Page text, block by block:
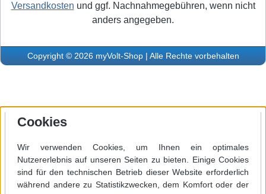
Versandkosten und ggf. Nachnahmegebühren, wenn nicht
anders angegeben.
Copyright © 2026 myVolt-Shop | Alle Rechte vorbehalten
Cookies
Wir verwenden Cookies, um Ihnen ein optimales
Nutzererlebnis auf unseren Seiten zu bieten. Einige Cookies
sind für den technischen Betrieb dieser Website erforderlich
während andere zu Statistikzwecken, dem Komfort oder der